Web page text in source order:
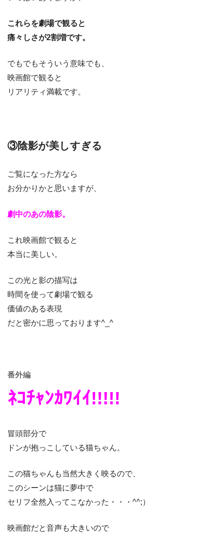
これらを劇場で観ると
痛々しさが2割増です。
でもでもそういう意味でも、
映画館で観ると
リアリティ満載です。
③陰影が美しすぎる
ご覧になった方なら
お分かりかと思いますが、
劇中のあの陰影。
これ映画館で観ると
本当に美しい。
この光と影の描写は
時間を使って劇場で観る
価値のある表現
だと密かに思っております^_^
番外編
ﾈｺﾁｬﾝｶﾜｲｲ!!!!!
冒頭部分で
ドンが抱っこしている猫ちゃん。
この猫ちゃんも当然大きく映るので、
このシーンは猫に夢中で
セリフ全然入ってこなかった・・・^^;）
映画館だと音声も大きいので